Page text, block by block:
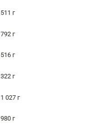
511 г
792 г
516 г
322 г
1 027 г
980 г